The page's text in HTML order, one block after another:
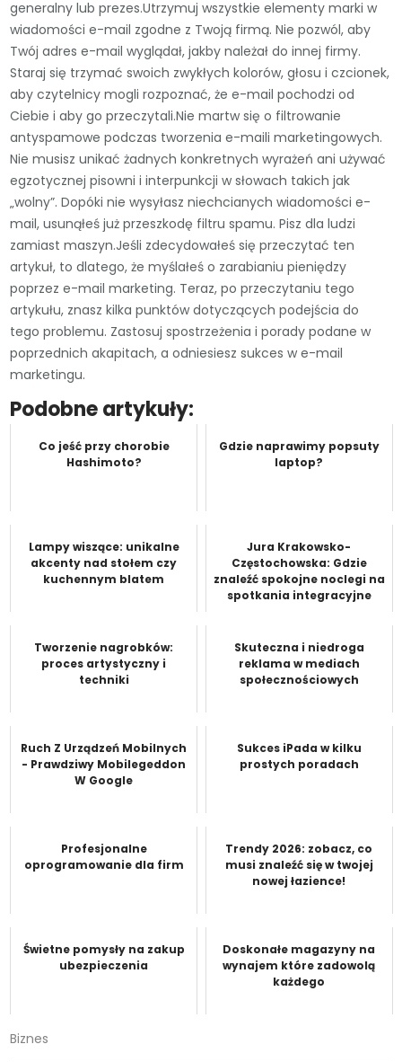
generalny lub prezes.Utrzymuj wszystkie elementy marki w
wiadomości e-mail zgodne z Twoją firmą. Nie pozwól, aby
Twój adres e-mail wyglądał, jakby należał do innej firmy.
Staraj się trzymać swoich zwykłych kolorów, głosu i czcionek,
aby czytelnicy mogli rozpoznać, że e-mail pochodzi od
Ciebie i aby go przeczytali.Nie martw się o filtrowanie
antyspamowe podczas tworzenia e-maili marketingowych.
Nie musisz unikać żadnych konkretnych wyrażeń ani używać
egzotycznej pisowni i interpunkcji w słowach takich jak
„wolny”. Dopóki nie wysyłasz niechcianych wiadomości e-
mail, usunąłeś już przeszkodę filtru spamu. Pisz dla ludzi
zamiast maszyn.Jeśli zdecydowałeś się przeczytać ten
artykuł, to dlatego, że myślałeś o zarabianiu pieniędzy
poprzez e-mail marketing. Teraz, po przeczytaniu tego
artykułu, znasz kilka punktów dotyczących podejścia do
tego problemu. Zastosuj spostrzeżenia i porady podane w
poprzednich akapitach, a odniesiesz sukces w e-mail
marketingu.
Podobne artykuły:
Co jeść przy chorobie
Hashimoto?
Gdzie naprawimy popsuty
laptop?
Lampy wiszące: unikalne
akcenty nad stołem czy
kuchennym blatem
Jura Krakowsko-
Częstochowska: Gdzie
znaleźć spokojne noclegi na
spotkania integracyjne
Tworzenie nagrobków:
proces artystyczny i
techniki
Skuteczna i niedroga
reklama w mediach
społecznościowych
Ruch Z Urządzeń Mobilnych
- Prawdziwy Mobilegeddon
W Google
Sukces iPada w kilku
prostych poradach
Profesjonalne
oprogramowanie dla firm
Trendy 2026: zobacz, co
musi znaleźć się w twojej
nowej łazience!
Świetne pomysły na zakup
ubezpieczenia
Doskonałe magazyny na
wynajem które zadowolą
każdego
Biznes